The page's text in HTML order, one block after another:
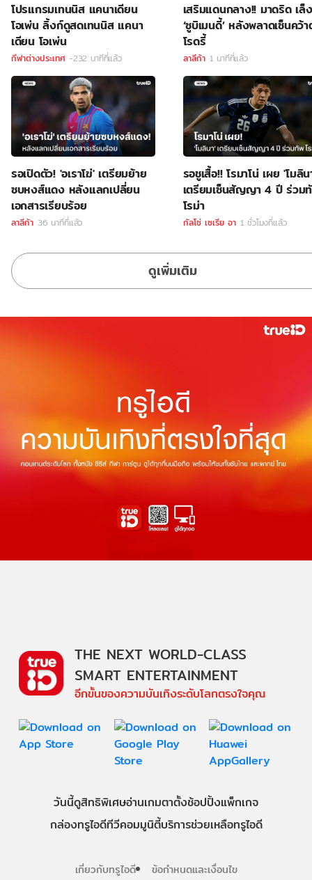
โปรแกรมเทนนิส แคนาเดียน
โอเพ่น ลิ้งก์ดูสดเทนนิส แคนา
เดียน โอเพ่น
กีฬาต่างประเทศ -232 นาทีที่แล้ว
เสริมแดนกลาง!! มาดริด เล็
‘ซูบิเมนดี้’ หลังพลาดเซ็นคว้
โรดรี้
ลาลีก้า 1 นาทีที่แล้ว
รอเปิดตัว! 'อเราโฆ่' เตรียมย้าย
ซบหงส์แดง หลังแลกเปลี่ยน
เอกสารเรียบร้อย
ลาลีก้า 36 นาทีที่แล้ว
รอชูเสื้อ!! โรมาโน่ เผย 'โมลิน
เตรียมเซ็นสัญญา 4 ปี ร่วม
โรม่า
กัลโช่ เซเรีย อา 1 ชั่วโมงที่แล้ว
ดูเพิ่มเติม
THE NEXT WORLD-CLASS
SMART ENTERTAINMENT
อีกขั้นของความบันเทิงระดับโลกตรงใจคุณ
วันนี้ดูสิทธิพิเศษอ่านเกมตาตั้งช้อปปิ้งแพ็กเกจ
กล่องทรูไอดีทีวีคอมมูนิตี้บริการช่วยเหลือทรูไอดี
เกี่ยวกับทรูไอดี
ข้อกำหนดและเงื่อนไข